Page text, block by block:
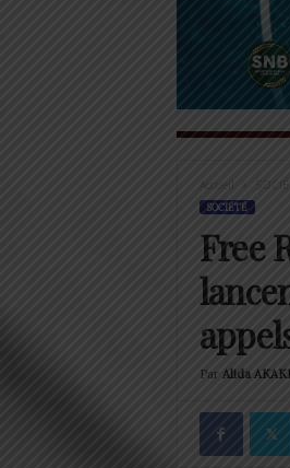
Accueil
SOCIÉTÉ
Free
Par Alida